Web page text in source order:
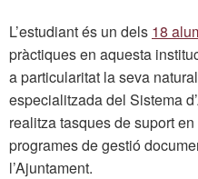
L’estudiant és un dels 18
pràctiques en aquesta
a particularitat la seva
especialitzada del Sistema
realitza tasques de suport
programes de gestió
l’Ajuntament.